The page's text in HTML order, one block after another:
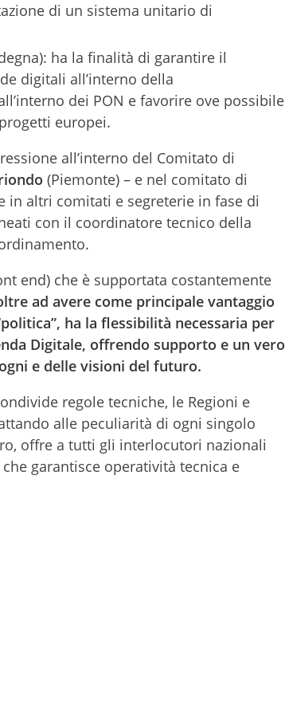
di un sistema unitario di
ha la finalità di garantire il
digitali all’interno della
dei PON e favorire ove possibile
europei.
all’interno del Comitato di
(Piemonte) – e nel comitato di
in altri comitati e segreterie in fase di
con il coordinatore tecnico della
end) che è supportata costantemente
ad avere come principale vantaggio
ha la flessibilità necessaria per
Digitale, offrendo supporto e un vero
e delle visioni del futuro.
regole tecniche, le Regioni e
alle peculiarità di ogni singolo
offre a tutti gli interlocutori nazionali
garantisce operatività tecnica e